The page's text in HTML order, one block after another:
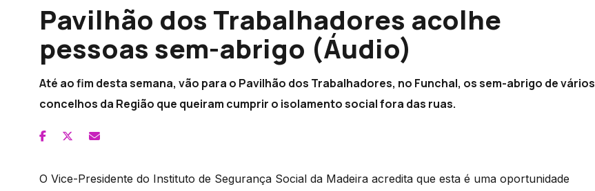
Pavilhão dos Trabalhadores acolhe
pessoas sem-abrigo (Áudio)
Até ao fim desta semana, vão para o Pavilhão dos Trabalhadores, no Funchal, os sem-abrigo de vários
concelhos da Região que queiram cumprir o isolamento social fora das ruas.
O Vice-Presidente do Instituto de Segurança Social da Madeira acredita que esta é uma oportunidade